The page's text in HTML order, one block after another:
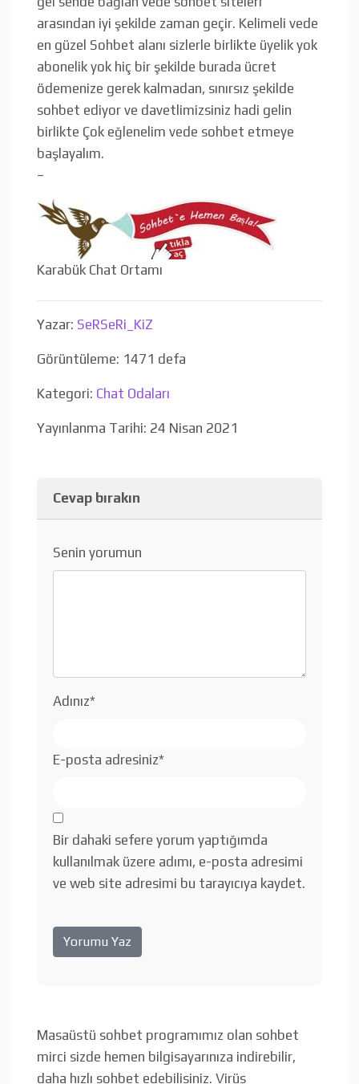
arasından iyi şekilde zaman geçir. Kelimeli vede
en güzel Sohbet alanı sizlerle birlikte üyelik yok
abonelik yok hiç bir şekilde burada ücret
ödemenize gerek kalmadan, sınırsız şekilde
sohbet ediyor ve davetlimizsiniz hadi gelin
birlikte Çok eğlenelim vede sohbet etmeye
başlayalım.
–
Karabük Chat Ortamı
Yazar: SeRSeRi_KiZ
Görüntüleme: 1471 defa
Kategori: Chat Odaları
Yayınlanma Tarihi: 24 Nisan 2021
Cevap bırakın
Senin yorumun
Adınız*
E-posta adresiniz*
Bir dahaki sefere yorum yaptığımda
kullanılmak üzere adımı, e-posta adresimi
ve web site adresimi bu tarayıcıya kaydet.
Masaüstü sohbet programımız olan sohbet
mirci sizde hemen bilgisayarınıza indirebilir,
daha hızlı sohbet edebilisiniz. Virüs